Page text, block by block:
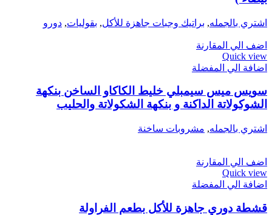
اشتري بالجمله, براتيك وجبات جاهزة للأكل, بقوليات, دورو
اضف الي المقارنة
Quick view
اضافة الي المفضلة
سويس ميس سيمبلي خليط الكاكاو الساخن بنكهة
الشوكولاتة الداكنة و بنكهة الشكولاتة والحليب
اشتري بالجمله, مشروبات ساخنة
اضف الي المقارنة
Quick view
اضافة الي المفضلة
قشطة دوري جاهزة للأكل بطعم الفراولة